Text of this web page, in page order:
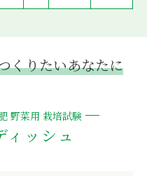
くりたいあなたに
野菜用 栽培試験
ィッシュ